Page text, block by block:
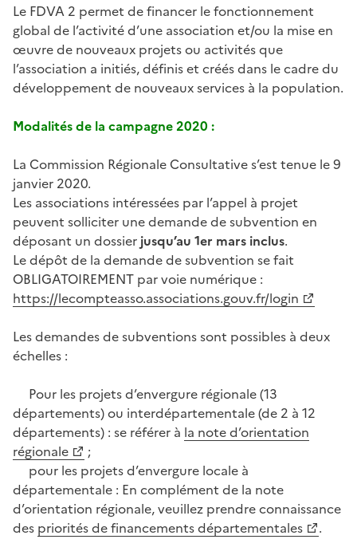
Le FDVA 2 permet de financer le fonctionnement
global de l’activité d’une association et/ou la mise en
œuvre de nouveaux projets ou activités que
l’association a initiés, définis et créés dans le cadre du
développement de nouveaux services à la population.
Modalités de la campagne 2020 :
La Commission Régionale Consultative s’est tenue le 9
janvier 2020.
Les associations intéressées par l’appel à projet
peuvent solliciter une demande de subvention en
déposant un dossier jusqu’au 1er mars inclus.
Le dépôt de la demande de subvention se fait
OBLIGATOIREMENT par voie numérique :
https://lecompteasso.associations.gouv.fr/login
Les demandes de subventions sont possibles à deux
échelles :
Pour les projets d’envergure régionale (13
départements) ou interdépartementale (de 2 à 12
départements) : se référer à la note d’orientation
régionale
;
pour les projets d’envergure locale à
départementale : En complément de la note
d’orientation régionale, veuillez prendre connaissance
des priorités de financements départementales
.